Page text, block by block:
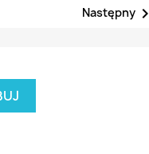
Następny